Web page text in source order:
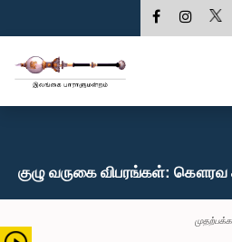
குழு வருகை விபரங்கள்: